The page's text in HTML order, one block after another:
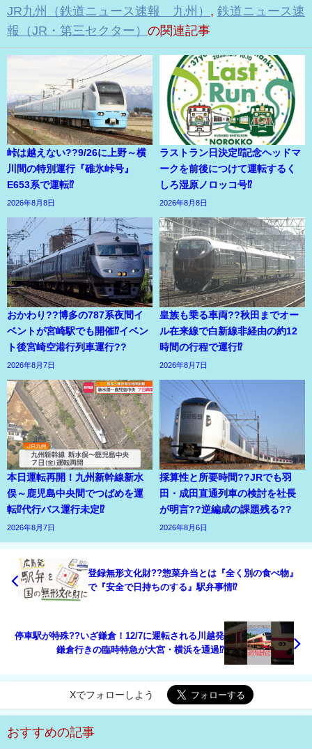
JR九州（鉄道ニュース速報 九州） , 鉄道ニュース速
報（JR・第三セクター） の関連記事
峠は越えない??9/26に上野～横
川間の特別運行『碓氷峠号』
E653系で運転⁉
2026年8月8日
ラストラン日決定⁉記念ヘッドマ
ークを前後につけて運転するく
しろ湿原ノロッコ号⁉
2026年8月8日
おかわり??博多の787系夜間イ
ベントが宮崎駅でも開催⁉イベン
ト後宮崎空港行列車運行??
2026年8月7日
皇族も乗る車両??秋田までオー
ル在来線で白新線非経由の約12
時間の行程で運行⁉
2026年8月7日
本日運転再開！九州新幹線新水
俣～鹿児島中央間でつばめを運
転⁉代行バス運行未定⁉
2026年8月7日
採算性と所要時間??JRでも羽
田・成田直通列車の検討を社長
が明言??逆編成の課題残る??
2026年8月6日
登録無形文化財??惣菜弁当とは『全く別の食べ物』
で『安全で日持ちのする』駅弁事情⁉
停車駅が特殊??いざ鎌倉！12/7に運転される川越発
鎌倉行きの臨時特急が大宮・横浜を通過⁉
Xでフォローしよう
おすすめの記事